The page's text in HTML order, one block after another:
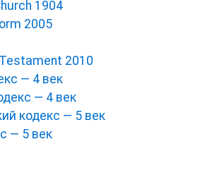
1904
2005
2010
— 4 век
— 4 век
кодекс — 5 век
— 5 век